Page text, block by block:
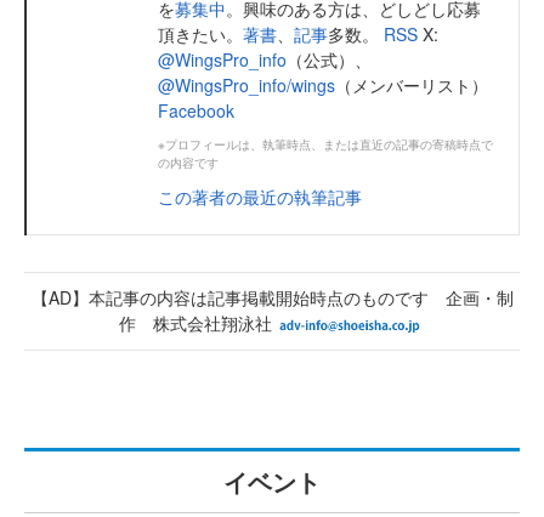
を募集中。興味のある方は、どしどし応募
頂きたい。 著書、 記事多数。 RSS X:
@WingsPro_info （公式）、
@WingsPro_info/wings （メンバーリスト）
Facebook
※プロフィールは、執筆時点、または直近の記事の寄稿時点で
の内容です
この著者の最近の執筆記事
【AD】本記事の内容は記事掲載開始時点のものです 企画・制
作 株式会社翔泳社
イベント